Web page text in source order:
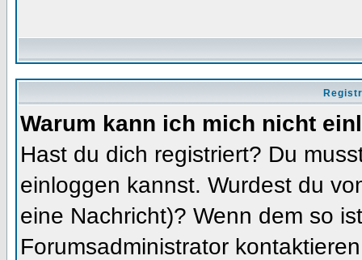
Warum kann ich mich nicht
Hast du dich registriert? Du
einloggen kannst. Wurdest du
eine Nachricht)? Wenn dem so
Forumsadministrator